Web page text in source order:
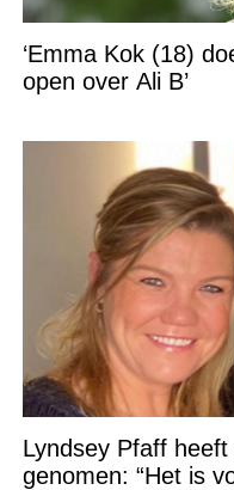
‘Emma Kok (18)
open over Ali B’
Lyndsey Pfaff
genomen: “Het is